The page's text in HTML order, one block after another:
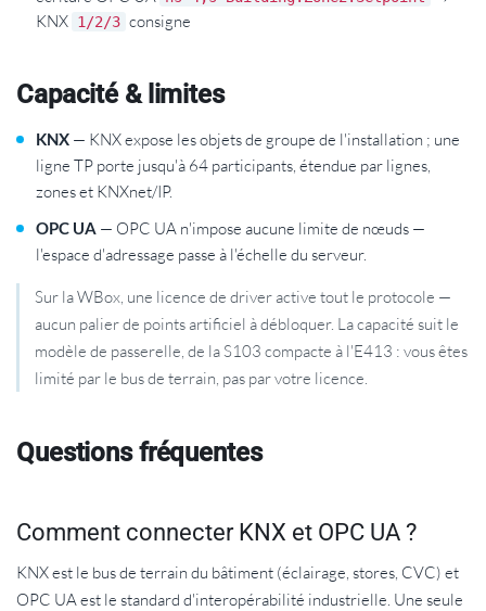
KNX 1/2/3 consigne
Capacité & limites
KNX — KNX expose les objets de groupe de l'installation ; une
ligne TP porte jusqu'à 64 participants, étendue par lignes,
zones et KNXnet/IP.
OPC UA — OPC UA n'impose aucune limite de nœuds —
l'espace d'adressage passe à l'échelle du serveur.
Sur la WBox, une licence de driver active tout le protocole —
aucun palier de points artificiel à débloquer. La capacité suit le
modèle de passerelle, de la S103 compacte à l'E413 : vous êtes
limité par le bus de terrain, pas par votre licence.
Questions fréquentes
Comment connecter KNX et OPC UA ?
KNX est le bus de terrain du bâtiment (éclairage, stores, CVC) et
OPC UA est le standard d'interopérabilité industrielle. Une seule